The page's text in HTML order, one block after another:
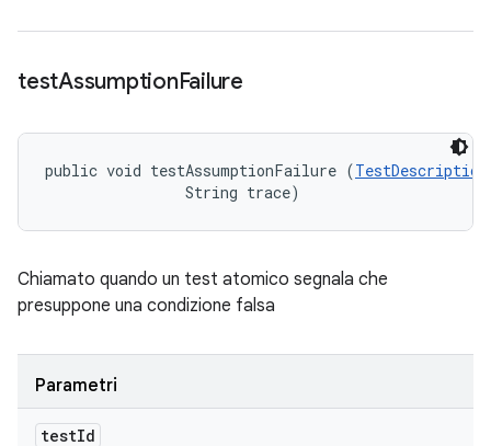
testAssumptionFailure
public void testAssumptionFailure (TestDescription
                String trace)
Chiamato quando un test atomico segnala che
presuppone una condizione falsa
Parametri
testId